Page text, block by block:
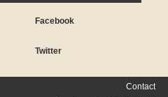
Facebook
Twitter
Contact